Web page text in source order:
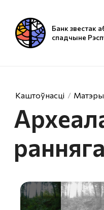
Банк звестак
спадчыне
Каштоўнасці